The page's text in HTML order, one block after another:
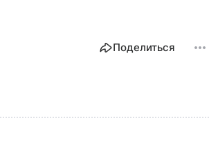
Поделиться